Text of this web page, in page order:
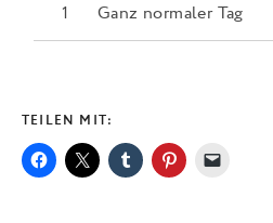
Ganz normaler Tag
TEILEN MIT: